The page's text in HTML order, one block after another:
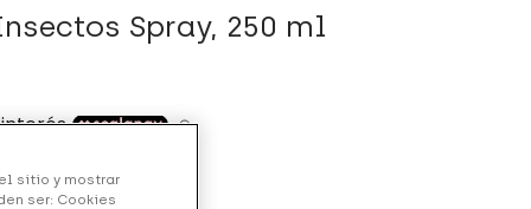
Spray, 250 ml
sitio y mostrar
ser: Cookies